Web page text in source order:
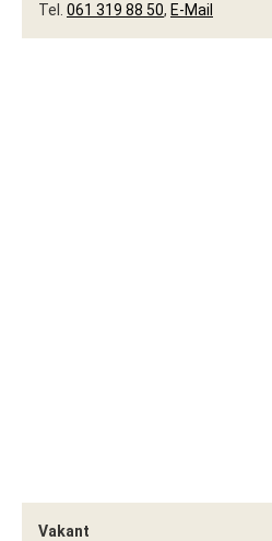
Tel. 061 319 88 50, E-Mail
Vakant